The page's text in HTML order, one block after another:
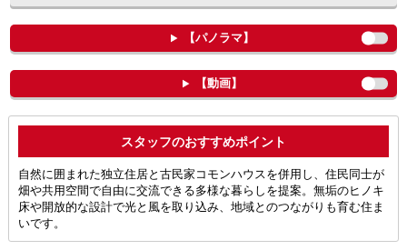
【パノラマ】
【動画】
ポイント
自然に囲まれた独立住居と古民家コモンハウスを併用し、住民同士が
畑や共用空間で自由に交流できる多様な暮らしを提案。無垢のヒノキ
床や開放的な設計で光と風を取り込み、地域とのつながりも育む住ま
いです。